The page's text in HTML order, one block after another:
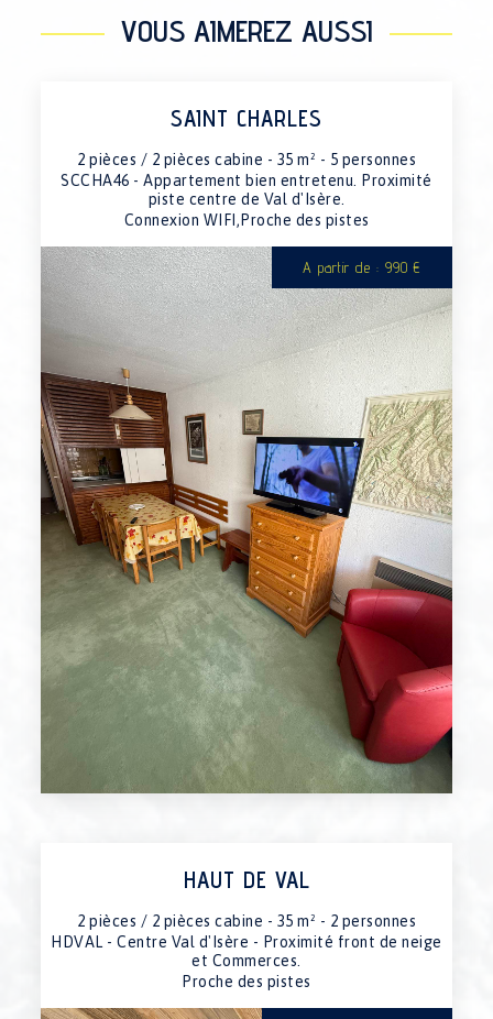
VOUS AIMEREZ AUSSI
SAINT CHARLES
2 pièces / 2 pièces cabine - 35 m² - 5 personnes
SCCHA46 - Appartement bien entretenu. Proximité
piste centre de Val d'Isère.
Connexion WIFI,Proche des pistes
A partir de : 990 €
HAUT DE VAL
2 pièces / 2 pièces cabine - 35 m² - 2 personnes
HDVAL - Centre Val d'Isère - Proximité front de neige
et Commerces.
Proche des pistes